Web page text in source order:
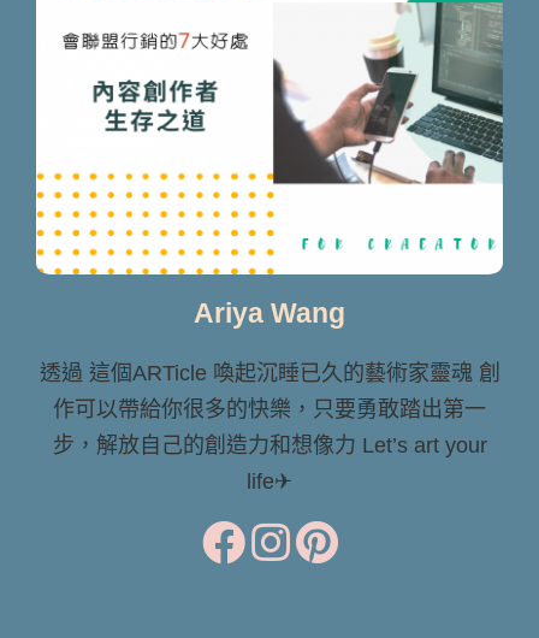
Ariya Wang
透過 這個ARTicle 喚起沉睡已久的藝術家靈魂 創
作可以帶給你很多的快樂，只要勇敢踏出第一
步，解放自己的創造力和想像力 Let’s art your
life✈